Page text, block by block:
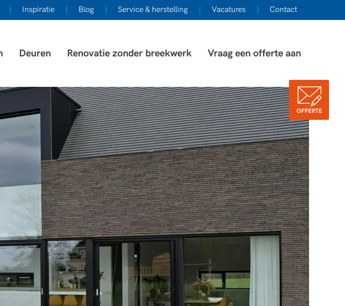
Deuren Renovatie zonder breekwerk Vraag een offerte aan
Inspiratie Blog Service & herstelling Vacatures Contact
OFFERTE